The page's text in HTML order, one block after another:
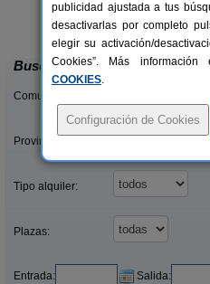
Hotel Rural El
Los Santos de la
Buscar
Comunidades:
Provincias/Islas:
Tipo alquiler:
Plazas:
Entrada: Salida:
publicidad ajustada a tus
desactivarlas por completo
elegir su activación/
Cookies”. Más
COOKIES.